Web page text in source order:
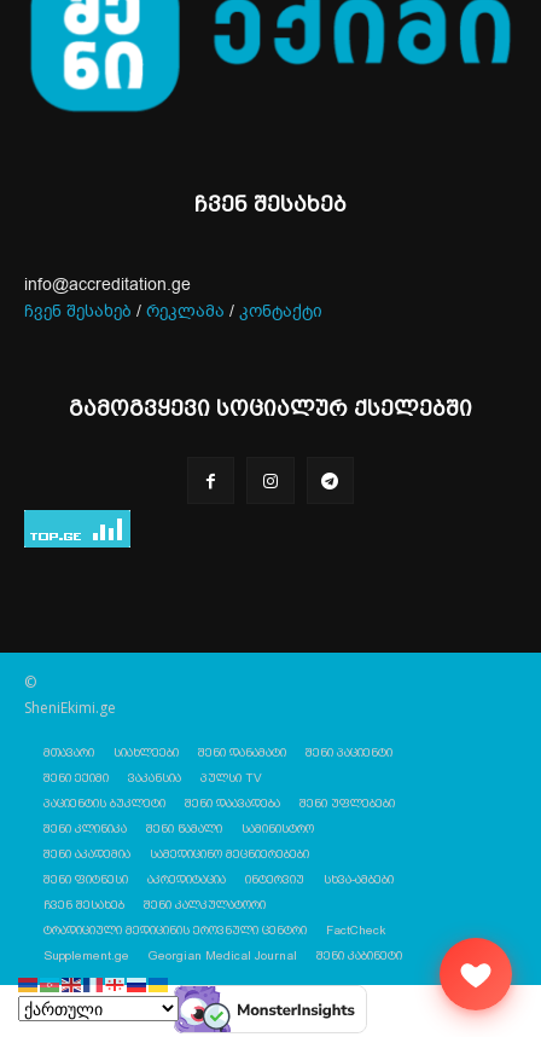
ჩვენ შესახებ
info@accreditation.ge
ჩვენ შესახებ / რეკლამა / კონტაქტი
გამოგვყევი სოციალურ ქსელებში
©
SheniEkimi.ge
მთავარი სიახლეები შენი დანამატი
შენი პაციენტი
შენი ექიმი
ვაკანსია
პულსი TV
პაციენტის ბუკლეტი
შენი დაავადება
შენი უფლებები
შენი კლინიკა
შენი წამალი
სამინისტრო
შენი აკადემია
სამედიცინო მეცნიერებები
შენი ფიტნესი
აკრედიტაცია ინტერვიუ
სხვა-ამბები
ჩვენ შესახებ
შენი კალკულატორი
ტრადიციული მედიცინის ეროვნული ცენტრი
FactCheck
Supplement.ge
Georgian Medical Journal შენი კაბინეტი